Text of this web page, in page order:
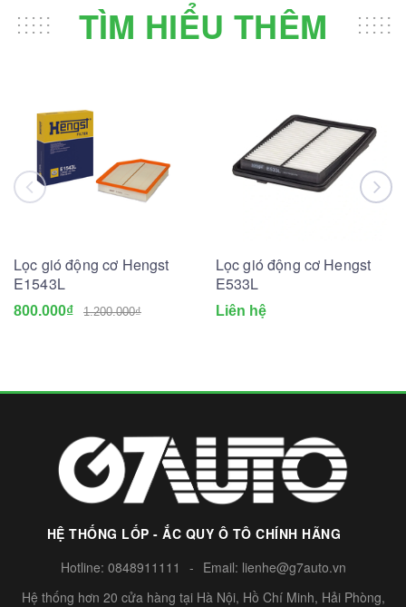
TÌM HIỂU THÊM
Lọc gió động cơ Hengst
E1543L
800.000₫ 1.200.000₫
Lọc gió động cơ Hengst
E533L
Liên hệ
HỆ THỐNG LỐP - ẮC QUY Ô TÔ CHÍNH HÃNG
Hotline: 0848911111 - Email: lienhe@g7auto.vn
Hệ thống hơn 20 cửa hàng tại Hà Nội, Hồ Chí Minh, Hải Phòng,